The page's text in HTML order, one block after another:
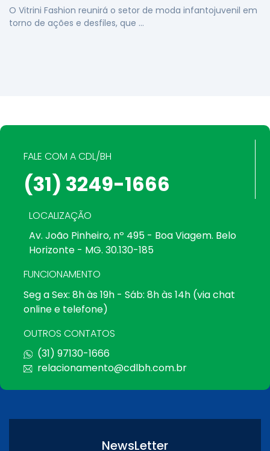
O Vitrini Fashion reunirá o setor de moda infantojuvenil em
torno de ações e desfiles, que …
FALE COM A CDL/BH
(31) 3249-1666
LOCALIZAÇÃO
Av. João Pinheiro, nº 495 - Boa Viagem. Belo
Horizonte - MG. 30.130-185
FUNCIONAMENTO
Seg a Sex: 8h às 19h - Sáb: 8h às 14h (via chat
online e telefone)
OUTROS CONTATOS
(31) 97130-1666
relacionamento@cdlbh.com.br
NewsLetter